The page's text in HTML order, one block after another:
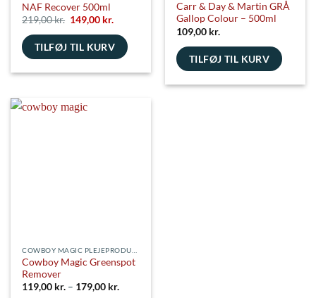
NAF Recover 500ml
219,00kr. Den
oprindelige
pris
var:
149,00 kr.
pris
er:
149,00 kr..
TILFØJ TIL KURV
Carr & Day & Martin GRÅ
Gallop Colour – 500ml
109,00 kr.
TILFØJ TIL KURV
Cowboy Magic Greenspot
Remover
119,00 kr. – 179,00 kr.